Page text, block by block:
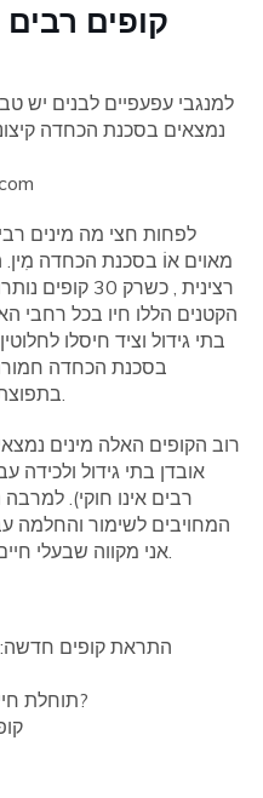
10. קופים
למנגבי עפעפיים לבנים יש
נמצאים בסכנת הכחדה
לפחות חצי מה מינים
מאוים אוֹ בסכנת הכחדה מִין.
רצינית , כשרק
הקטנים הללו חיו בכל רחבי
בתי גידול וציד חיסלו
בסכנת הכחדה חמורה,
רוב הקופים האלה מינים
אובדן בתי גידול
רבים אינו חוקי).
המחויבים לשימור והחלמה
התראת קופים
תוחלת חיים של קופים: כמה זמן חיים קופים?
קופים